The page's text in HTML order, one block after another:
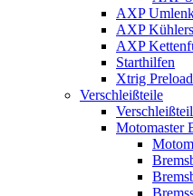
AXP
AXP
AXP
Starthilfen
Xtrig
Verschleißteile
Motomaster